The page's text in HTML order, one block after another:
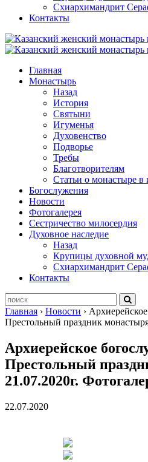
Схиархимандрит
Контакты
Главная
Монастырь
Назад
История
Святыни
Игуменья
Духовенство
Подворье
Требы
Благотворителям
Статьи о монастыре в
Богослужения
Новости
Фотогалерея
Сестричество милосердия
Духовное наследие
Назад
Крупицы духовной
Схиархимандрит
Контакты
Главная › Новости ›
Престольный праздник
Архиерейское
Престольный
21.07.2020г.
22.07.2020